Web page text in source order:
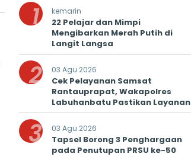
1 kemarin
22 Pelajar dan Mimpi
Mengibarkan Merah Putih di
Langit Langsa
2 03 Agu 2026
Cek Pelayanan Samsat
Rantauprapat, Wakapolres
Labuhanbatu Pastikan Layanan
Prima untuk Masyarakat
3 03 Agu 2026
Tapsel Borong 3 Penghargaan
pada Penutupan PRSU ke-50